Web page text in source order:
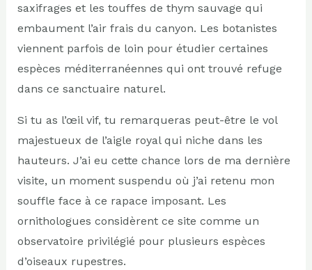
saxifrages et les touffes de thym sauvage qui
embaument l’air frais du canyon. Les botanistes
viennent parfois de loin pour étudier certaines
espèces méditerranéennes qui ont trouvé refuge
dans ce sanctuaire naturel.
Si tu as l’œil vif, tu remarqueras peut-être le vol
majestueux de l’aigle royal qui niche dans les
hauteurs. J’ai eu cette chance lors de ma dernière
visite, un moment suspendu où j’ai retenu mon
souffle face à ce rapace imposant. Les
ornithologues considèrent ce site comme un
observatoire privilégié pour plusieurs espèces
d’oiseaux rupestres.